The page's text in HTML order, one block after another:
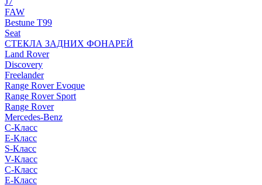
FAW
Bestune T99
Seat
СТЕКЛА ЗАДНИХ ФОНАРЕЙ
Land Rover
Discovery
Freelander
Range Rover Evoque
Range Rover Sport
Range Rover
Mercedes-Benz
C-Класс
E-Класс
S-Класс
V-Класс
C-Класс
E-Класс